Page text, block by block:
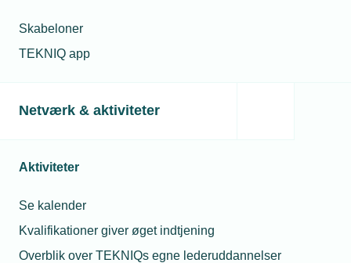
Skabeloner
TEKNIQ app
Netværk & aktiviteter
Aktiviteter
Se kalender
Kvalifikationer giver øget indtjening
Overblik over TEKNIQs egne lederuddannelser